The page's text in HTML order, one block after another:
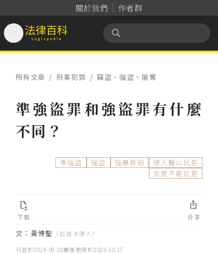
關於我們 作者群
法律百科 Legispedia
所有文章 / 刑事犯罪 / 竊盜、強盜、搶奪
準強盜罪和強盜罪有什麼
不同？
準強盜 強盜 強暴脅迫
使人難以抗拒
至使不能抗拒
文： 黃博聖
（認證法律人）
刊登於2019-09-20最後更新於2025-10-17
下載

分享
